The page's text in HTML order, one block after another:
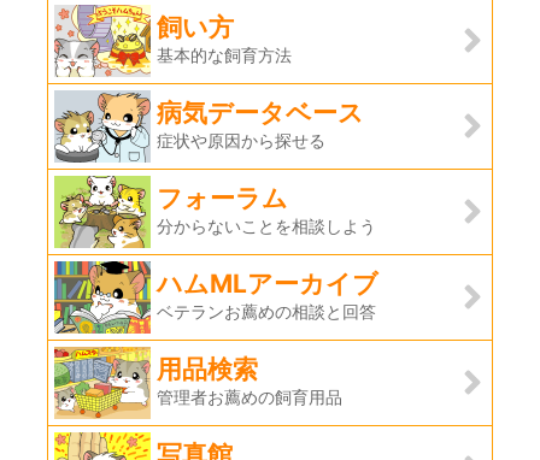
飼い方
基本的な飼育方法
病気データベース
症状や原因から探せる
フォーラム
分からないことを相談しよう
ハムMLアーカイブ
ベテランお薦めの相談と回答
用品検索
管理者お薦めの飼育用品